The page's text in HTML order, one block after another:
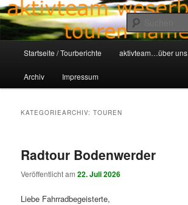
Zum
primären
Inhalt
springen
Zum
sekundären
Inhalt
springenawt-hameln.de
Aktivteam-Weserbergland-Touren-Hameln
Startseite / Tourberichte aktivteam…über uns
Archiv Impressum
KATEGORIEARCHIV:TOUREN
Radtour Bodenwerder
Veröffentlicht am22. Juli 2026
Liebe Fahrradbegeisterte,